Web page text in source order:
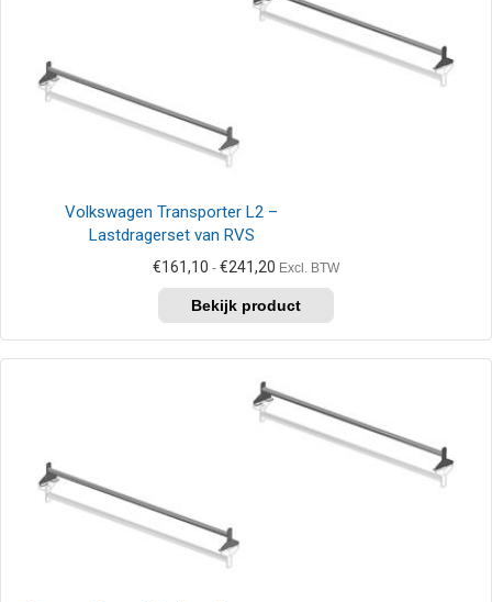
Volkswagen Transporter L2 –
Lastdragerset van RVS
€161,10 - €241,20 Prijsklasse:
tot
€241,20
Excl. BTW
product
heeft
meerdere
variaties.
Deze
optie